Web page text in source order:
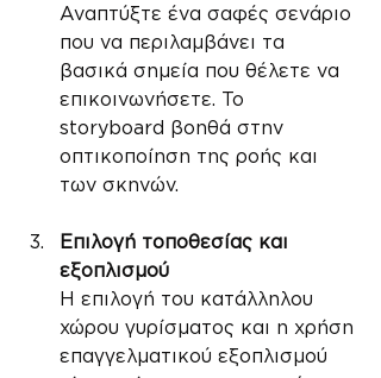
Αναπτύξτε ένα σαφές σενάριο
που να περιλαμβάνει τα
βασικά σημεία που θέλετε να
επικοινωνήσετε. Το
storyboard βοηθά στην
οπτικοποίηση της ροής και
των σκηνών.
Επιλογή τοποθεσίας και
εξοπλισμού
Η επιλογή του κατάλληλου
χώρου γυρίσματος και η χρήση
επαγγελματικού εξοπλισμού